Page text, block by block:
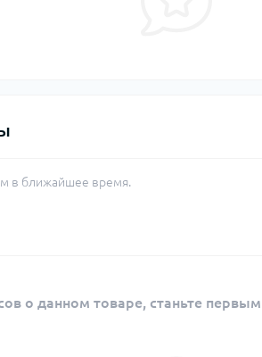
в ближайшее время.
о данном товаре, станьте